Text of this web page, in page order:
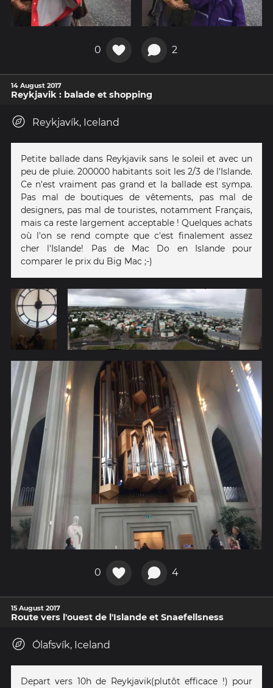
0 2
14 August 2017
Reykjavik : balade et shopping
Reykjavík, Iceland
Petite ballade dans Reykjavik sans le soleil et avec un
peu de pluie. 200000 habitants soit les 2/3 de l'Islande.
Ce n'est vraiment pas grand et la ballade est sympa.
Pas mal de boutiques de vêtements, pas mal de
designers, pas mal de touristes, notamment Français,
mais ca reste largement acceptable ! Quelques achats
où l'on se rend compte que c'est finalement assez
cher l'Islande! Pas de Mac Do en Islande pour
comparer le prix du Big Mac ;-)
0 4
15 August 2017
Route vers l'ouest de l'Islande et Snaefellsness
Ólafsvík, Iceland
Depart vers 10h de Reykjavik(plutôt efficace !) pour